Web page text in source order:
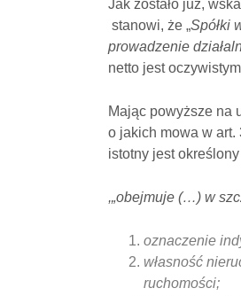
Jak zostało już,
stanowi, że „Spółki
prowadzenie
netto jest
Mając powyższe na
o jakich mowa w art.
istotny jest
,„obejmuje (…) w
oznaczenie
własność
ruchomości;